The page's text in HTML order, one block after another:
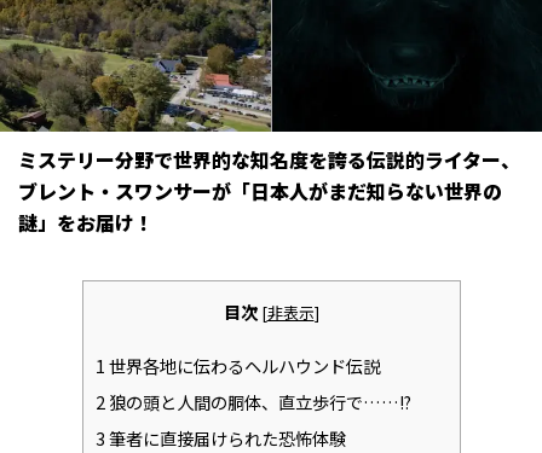
ミステリー分野で世界的な知名度を誇る伝説的ライター、
ブレント・スワンサーが「日本人がまだ知らない世界の
謎」をお届け！
目次 [非表示]
1世界各地に伝わるヘルハウンド伝説
2狼の頭と人間の胴体、直立歩行で……!?
3筆者に直接届けられた恐怖体験